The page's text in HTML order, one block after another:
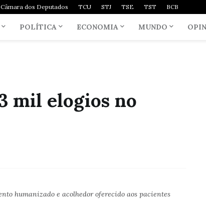
Câmara dos Deputados TCU STJ TSE TST BCB
POLÍTICA ECONOMIA MUNDO
mil elogios no
humanizado e acolhedor oferecido aos pacientes